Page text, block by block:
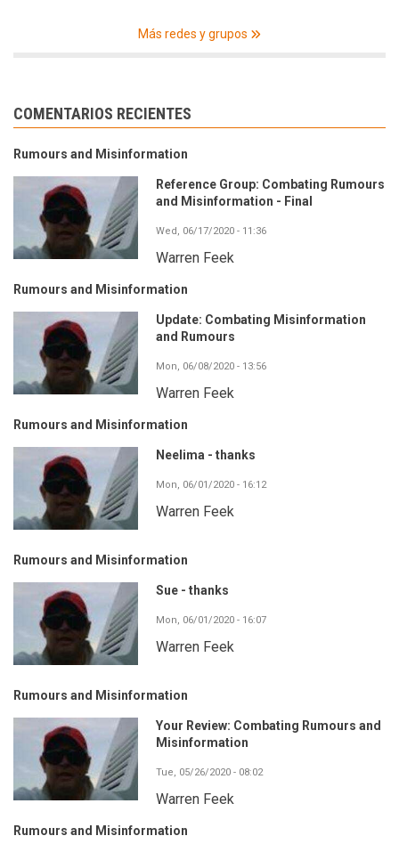
Más redes y grupos
COMENTARIOS RECIENTES
Rumours and Misinformation
Reference Group: Combating Rumours
and Misinformation - Final
Wed, 06/17/2020 - 11:36
Warren Feek
Rumours and Misinformation
Update: Combating Misinformation
and Rumours
Mon, 06/08/2020 - 13:56
Warren Feek
Rumours and Misinformation
Neelima - thanks
Mon, 06/01/2020 - 16:12
Warren Feek
Rumours and Misinformation
Sue - thanks
Mon, 06/01/2020 - 16:07
Warren Feek
Rumours and Misinformation
Your Review: Combating Rumours and
Misinformation
Tue, 05/26/2020 - 08:02
Warren Feek
Rumours and Misinformation